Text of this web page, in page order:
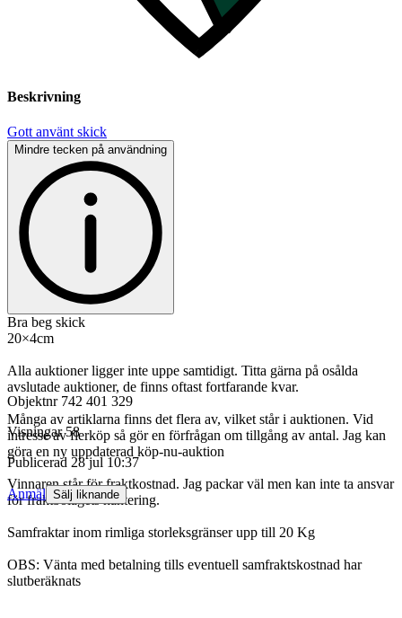
Beskrivning
Gott använt skick
Mindre tecken på användning
Bra beg skick
20×4cm
Alla auktioner ligger inte uppe samtidigt. Titta gärna på osålda
avslutade auktioner, de finns oftast fortfarande kvar.
Många av artiklarna finns det flera av, vilket står i auktionen. Vid
intresse av flerköp så gör en förfrågan om tillgång av antal. Jag kan
göra en ny uppdaterad köp-nu-auktion
Vinnaren står för fraktkostnad. Jag packar väl men kan inte ta ansvar
för fraktbolagets hantering.
Samfraktar inom rimliga storleksgränser upp till 20 Kg
OBS: Vänta med betalning tills eventuell samfraktskostnad har
slutberäknats
Objektnr 742 401 329
Visningar 58
Publicerad 28 jul 10:37
Anmäl Sälj liknande